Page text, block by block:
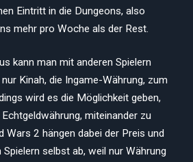
Eintritt in die Dungeons, also
mehr pro Woche als der Rest.
kann man mit anderen Spielern
Kinah, die Ingame-Währung, zum
wird es die Möglichkeit geben,
Echtgeldwährung, miteinander zu
Wars 2 hängen dabei der Preis und
selbst ab, weil nur Währung